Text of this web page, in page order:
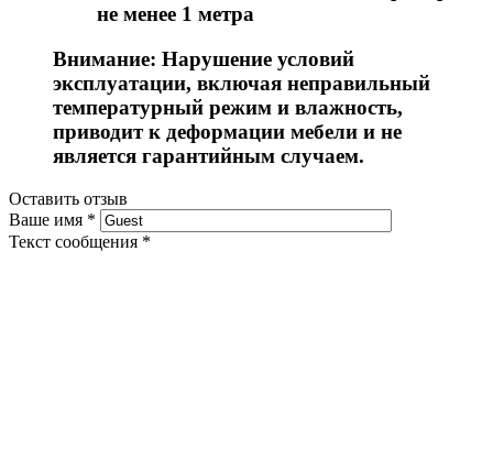
не менее 1 метра
Внимание: Нарушение условий
эксплуатации, включая неправильный
температурный режим и влажность,
приводит к деформации мебели и не
является гарантийным случаем.
Оставить отзыв
Ваше имя *
Текст сообщения *